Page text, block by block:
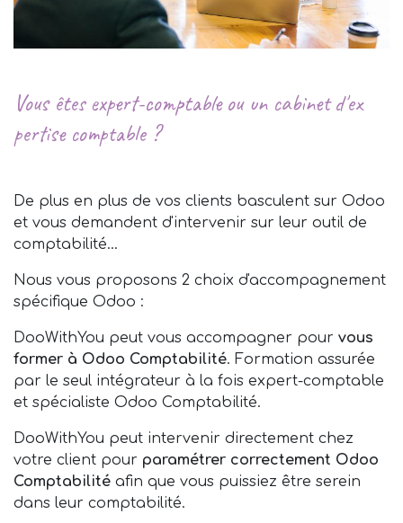
Vous êtes expert-comptable ou un cabinet d'ex​
pertise comptable ?
De plus en plus de vos clients basculent sur Odoo
et vous demandent d'intervenir sur leur outil de
comptabilité...
Nous vous proposons 2 choix d'accompagnement
spécifique Odoo :
DooWithYou peut vous accompagner pour vous
former à Odoo Comptabilité. Formation assurée
par le seul intégrateur à la fois expert-comptable
et spécialiste Odoo Comptabilité.
DooWithYou peut intervenir directement chez
votre client pour paramétrer correctement Odoo
Comptabilité afin que vous puissiez être serein
dans leur comptabilité.